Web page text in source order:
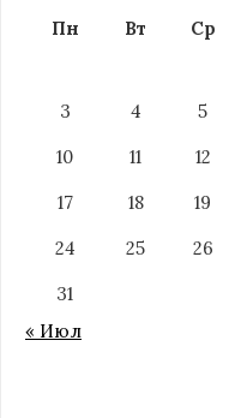
Пн Вт Ср
3
4 5
10
11 12
17
18 19
24
25 26
31
« Июл